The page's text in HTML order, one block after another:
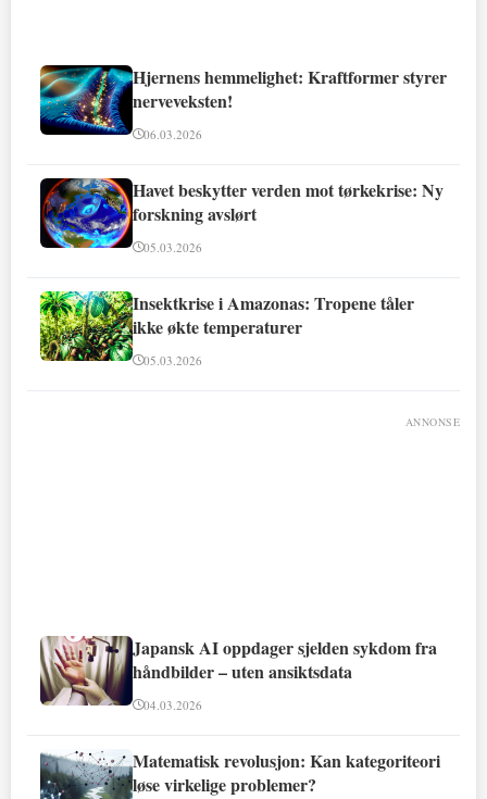
Hjernens hemmelighet: Kraftformer styrer
nerveveksten!
06.03.2026
Havet beskytter verden mot tørkekrise: Ny
forskning avslørt
05.03.2026
Insektkrise i Amazonas: Tropene tåler
ikke økte temperaturer
05.03.2026
ANNONSE
Japansk AI oppdager sjelden sykdom fra
håndbilder – uten ansiktsdata
04.03.2026
Matematisk revolusjon: Kan kategoriteori
løse virkelige problemer?